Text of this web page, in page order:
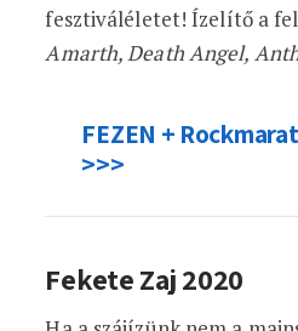
fesztiváléletet! Ízelítő a
Amarth, Death Angel,
FEZEN +
>>>
Fekete Zaj 2020